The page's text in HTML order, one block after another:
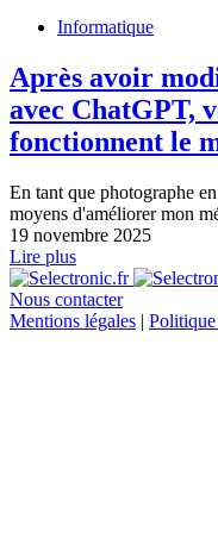
Informatique
Après avoir
avec ChatGPT,
fonctionnent le
En tant que photographe
moyens d'améliorer mon
19 novembre 2025
Lire plus
Nous contacter
Mentions légales |